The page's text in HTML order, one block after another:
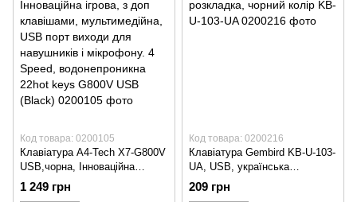
Код товара: 0200105
Клавіатура A4-Tech X7-G800V
USB,чорна, Інноваційна
ігрова, з доп клавішами,
мультимедійна, USB порт
1 249 грн
Код товара: 0200216
Клавіатура Gembird KB-U-103-
UA, USB, українська
розкладка, чорний колір KB-U-
103-UA
209 грн